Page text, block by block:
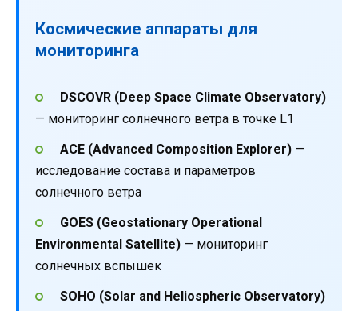
Космические аппараты для
мониторинга
DSCOVR (Deep Space Climate Observatory)
— мониторинг солнечного ветра в точке L1
ACE (Advanced Composition Explorer)—
исследование состава и параметров
солнечного ветра
GOES (Geostationary Operational
Environmental Satellite) — мониторинг
солнечных вспышек
SOHO (Solar and Heliospheric Observatory)